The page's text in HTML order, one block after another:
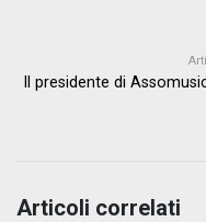
Il presidente di
Articoli correlati